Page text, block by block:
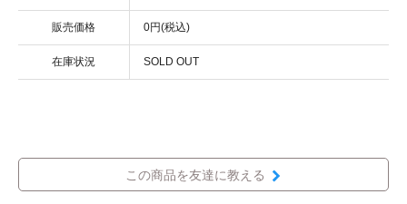
販売価格 0円(税込)
在庫状況 SOLD OUT
この商品を友達に教える